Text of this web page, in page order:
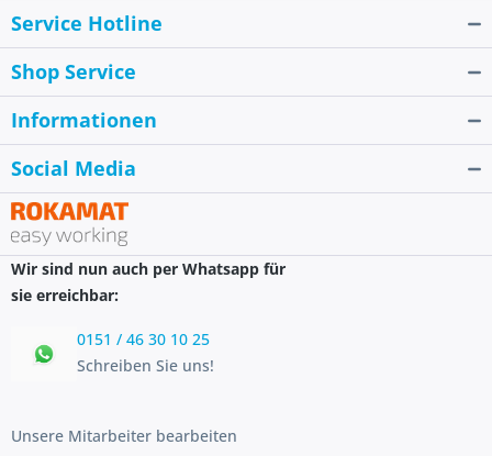
Service Hotline
Shop Service
Informationen
Social Media
Wir sind nun auch per Whatsapp für
sie erreichbar:
0151 / 46 30 10 25
Schreiben Sie uns!
Unsere Mitarbeiter bearbeiten